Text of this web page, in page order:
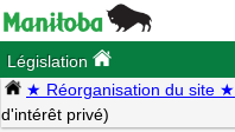
Législation
★ Réorganisation du site ★
d'intérêt privé)